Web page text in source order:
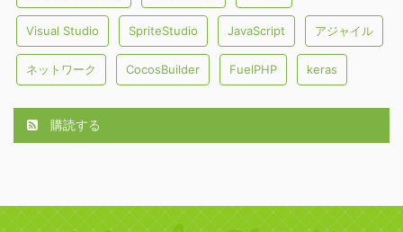
Visual Studio SpriteStudio JavaScript アジャイル
ネットワーク CocosBuilder FuelPHP keras
購読する